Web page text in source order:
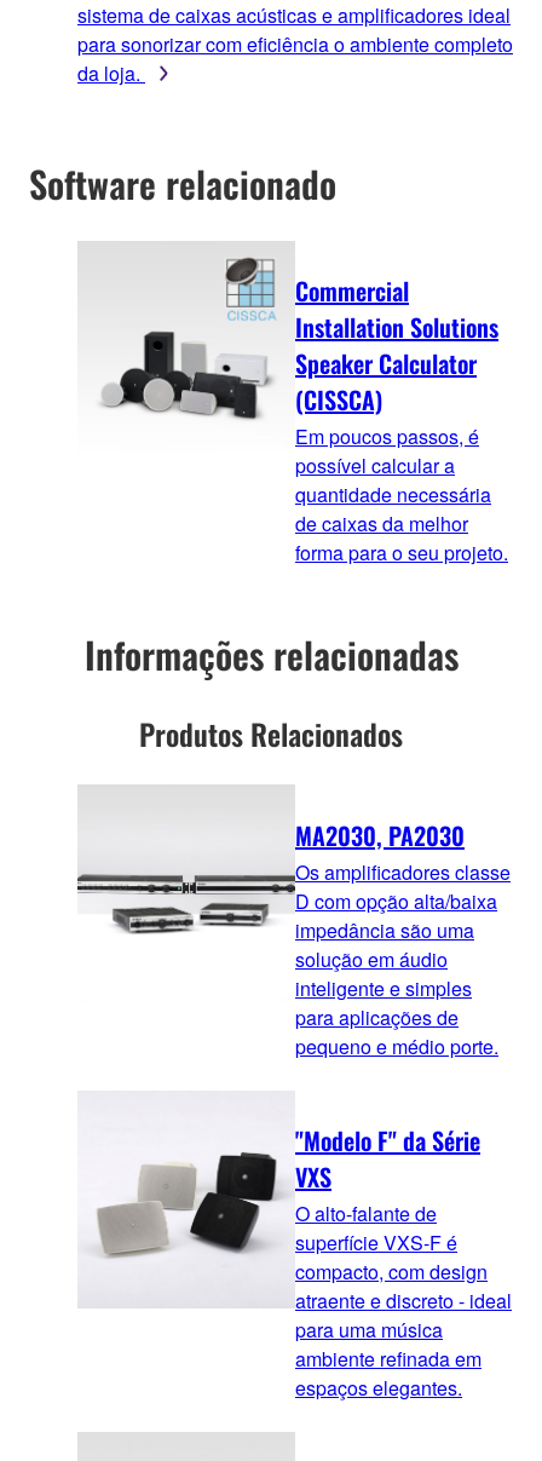
sistema de caixas acústicas e amplificadores ideal
para sonorizar com eficiência o ambiente completo
da loja.
Software relacionado
Commercial
Installation Solutions
Speaker Calculator
(CISSCA)
Em poucos passos, é
possível calcular a
quantidade necessária
de caixas da melhor
forma para o seu projeto.
Informações relacionadas
Produtos Relacionados
MA2030, PA2030
Os amplificadores classe
D com opção alta/baixa
impedância são uma
solução em áudio
inteligente e simples
para aplicações de
pequeno e médio porte.
"Modelo F" da Série
VXS
O alto-falante de
superfície VXS-F é
compacto, com design
atraente e discreto - ideal
para uma música
ambiente refinada em
espaços elegantes.